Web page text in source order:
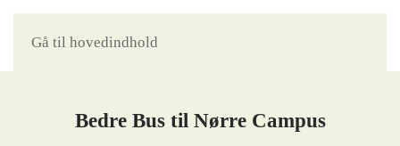
Gå til hovedindhold
Bedre Bus til Nørre Campus